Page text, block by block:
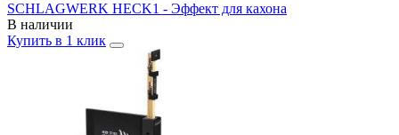
SCHLAGWERK HECK1 - Эффект для кахона
В наличии
Купить в 1 клик